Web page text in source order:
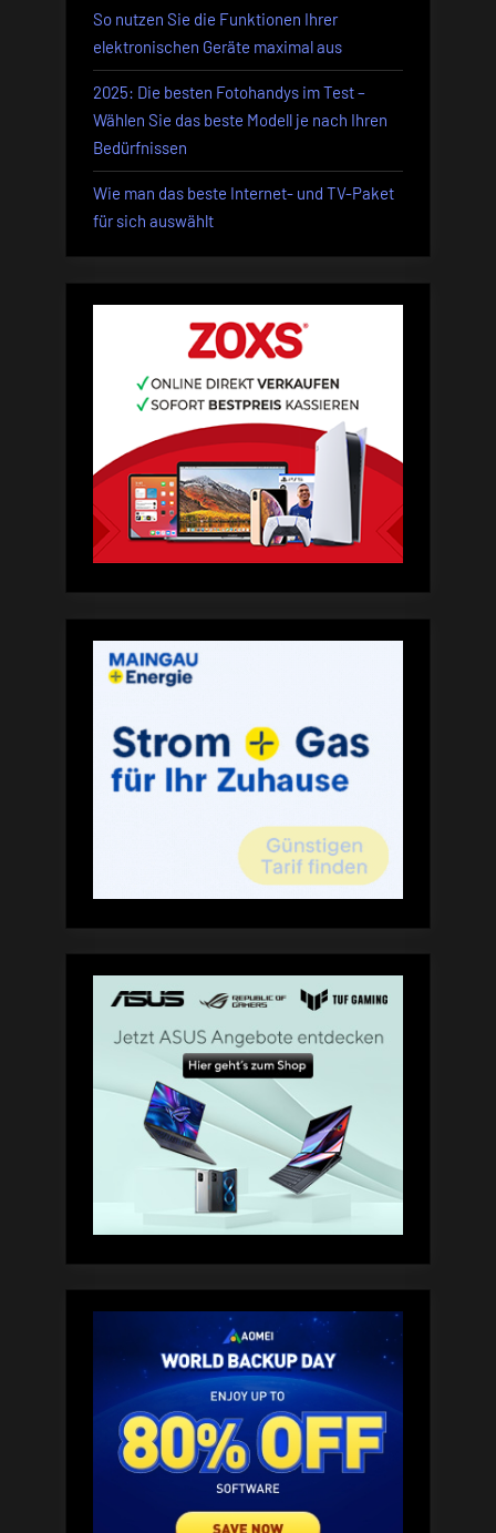
So nutzen Sie die Funktionen Ihrer
elektronischen Geräte maximal aus
2025: Die besten Fotohandys im Test –
Wählen Sie das beste Modell je nach Ihren
Bedürfnissen
Wie man das beste Internet- und TV-Paket
für sich auswählt